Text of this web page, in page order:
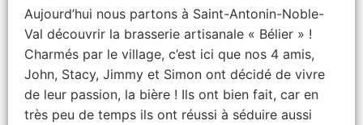
Aujourd’hui nous partons à Saint-Antonin-Noble-
Val découvrir la brasserie artisanale « Bélier » !
Charmés par le village, c’est ici que nos 4 amis,
John, Stacy, Jimmy et Simon ont décidé de vivre
de leur passion, la bière ! Ils ont bien fait, car en
très peu de temps ils ont réussi à séduire aussi